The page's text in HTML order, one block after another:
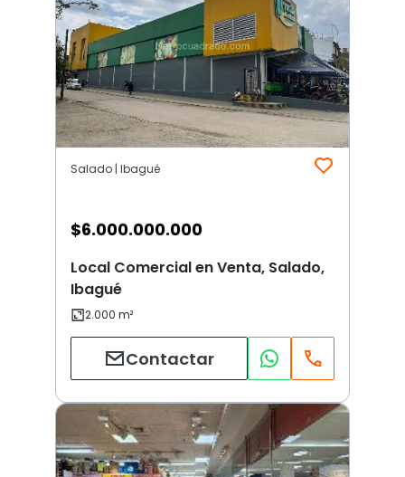
Salado | Ibagué
$6.000.000.000
Local Comercial en Venta, Salado,
Ibagué
Contactar